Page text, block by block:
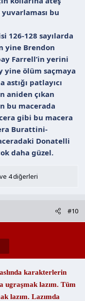
bu
126-128 sayılarda
yine Brendon
Farrell’in yerini
yine ölüm saçmaya
patlayıcı
aniden çıkan
bu macerada
gibi bu macera
Burattini-
Donatelli
daha güzel.
ve 4 diğerleri
#10
karakterlerin
ugraşmak lazım. Tüm
lazım. Lazımda